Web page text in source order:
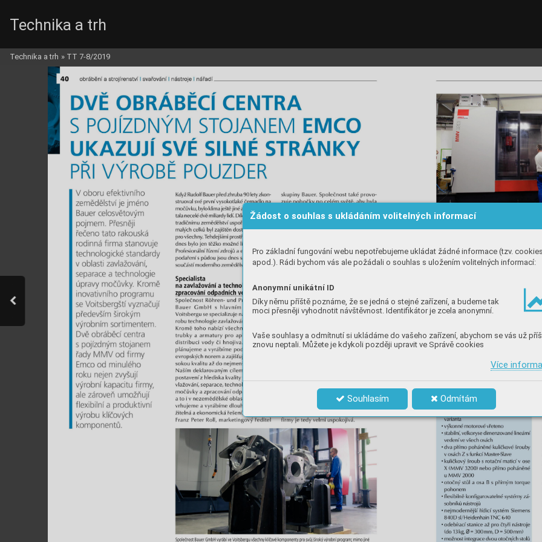
Žádost o souhlas s ukládáním volitelných informací
Pro základní fungování webu nepotřebujeme ukládat žádné informace (tzv.
apod.). Rádi bychom vás ale požádali o souhlas s uložením volitelných informací:
Anonymní unikátní ID
Díky němu příště poznáme, že se jedná o stejné zařízení, a budeme tak
moci přesněji vyhodnotit návštěvnost. Identifikátor je zcela anonymní.
Vaše souhlasy a odmítnutí si ukládáme do vašeho zařízení, abychom se vás už
znovu neptali. Můžete je kdykoli později upravit ve Správě cookies
Více
Souhlasím Odmítám
Technika a trh
Technika a trh » TT 7-8/2019